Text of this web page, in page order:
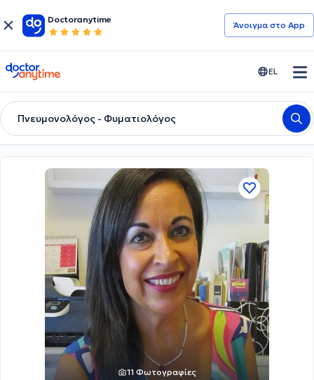
Doctoranytime
Άνοιγμα στο App
doctoranytime EL
Πνευμονολόγος - Φυματιολόγος
11 Φωτογραφίες